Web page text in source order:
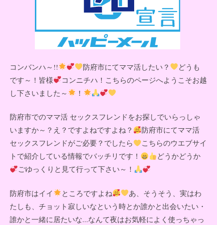
コンバンハ～!! 防府市にてママ活したい？
どうも
です～！皆様
コンニチハ！こちらのページへようこそお越
し下さいました～
！
防府市でのママ活 セックスフレンドをお探しでいらっしゃ
いますか～？え？ですよねですよね？
防府市にてママ活
セックスフレンドがご必要？でしたら
こちらのウエブサイ
トで紹介している情報でバッチリです！
どうかどうか
ごゆっくりと見て行って下さい～！
防府市はイイ ところですよね
あ、そうそう、実はわ
たしも、チョット寂しいなという時とか誰かと出会いたい・
誰かと一緒に居たいな...なんて夜はお気軽によく使っちゃっ